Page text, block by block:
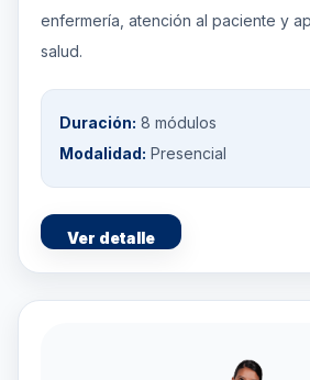
enfermería, atención al paciente y
salud.
Duración: 8 módulos
Modalidad: Presencial
Ver detalle